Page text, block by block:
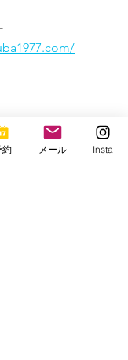
約 メール Insta